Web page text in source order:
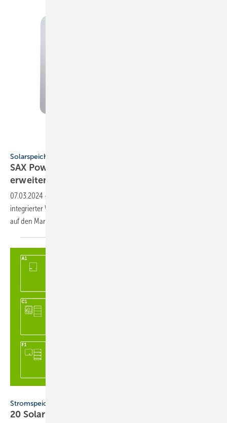
Solarspeichersystem
SAX Power: Neuer Heim­speicher mit
erweitertem
07.03.2024 -
integrierter Wechselrichterfunktion und einer Kapazität von 7,7 kWh
auf den Markt, erweiterbar auf bis zu
Stromspeicher-Inspektion 2024
20 Solarstromspeicher von 14 Herstellern